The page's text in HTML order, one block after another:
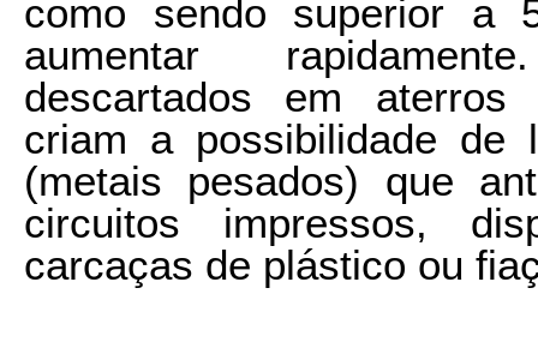
como sendo superior a
aumentar
descartados em aterros
criam a possibilidade de
(metais pesados) que
circuitos impressos,
carcaças de plástico ou